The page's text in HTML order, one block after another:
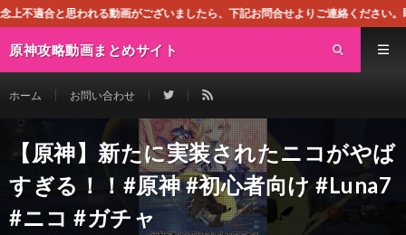
る動画がございましたら、下記お問合せよりご連絡ください。即刻対処さ
原神攻略動画まとめサイト
ホーム お問い合わせ
【原神】新たに実装されたニコがやば
すぎる！！#原神 #初心者向け #Luna7
#ニコ #ガチャ